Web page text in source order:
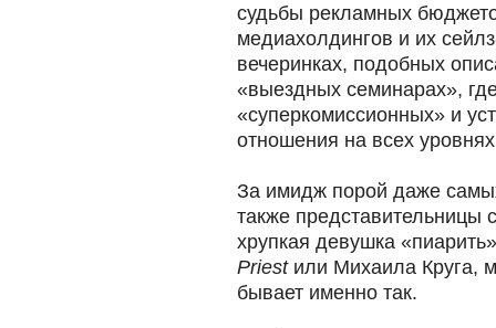
судьбы рекламных
медиахолдингов и их
вечеринках, подобных
«выездных семинарах»,
«суперкомиссионных» и
отношения на всех
За имидж порой даже
также представительницы
хрупкая девушка
Priestили Михаила Круга,
бывает именно так.